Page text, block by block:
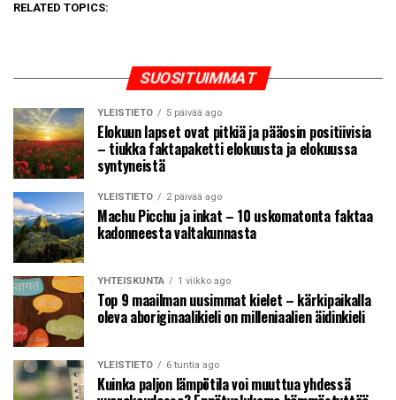
RELATED TOPICS:
SUOSITUIMMAT
YLEISTIETO 5 päivää ago
Elokuun lapset ovat pitkiä ja pääosin positiivisia
– tiukka faktapaketti elokuusta ja elokuussa
syntyneistä
YLEISTIETO 2 päivää ago
Machu Picchu ja inkat – 10 uskomatonta faktaa
kadonneesta valtakunnasta
YHTEISKUNTA 1 viikko ago
Top 9 maailman uusimmat kielet – kärkipaikalla
oleva aboriginaalikieli on milleniaalien äidinkieli
YLEISTIETO 6 tuntia ago
Kuinka paljon lämpötila voi muuttua yhdessä